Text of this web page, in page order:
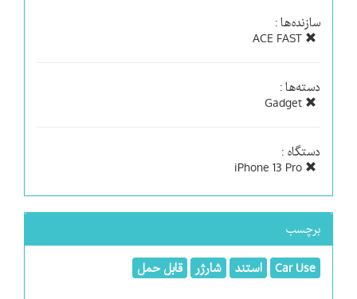
سازنده‌ها :
دسته‌ها :
دستگاه :
برچسب
Car Use استند شارژر قابل حمل